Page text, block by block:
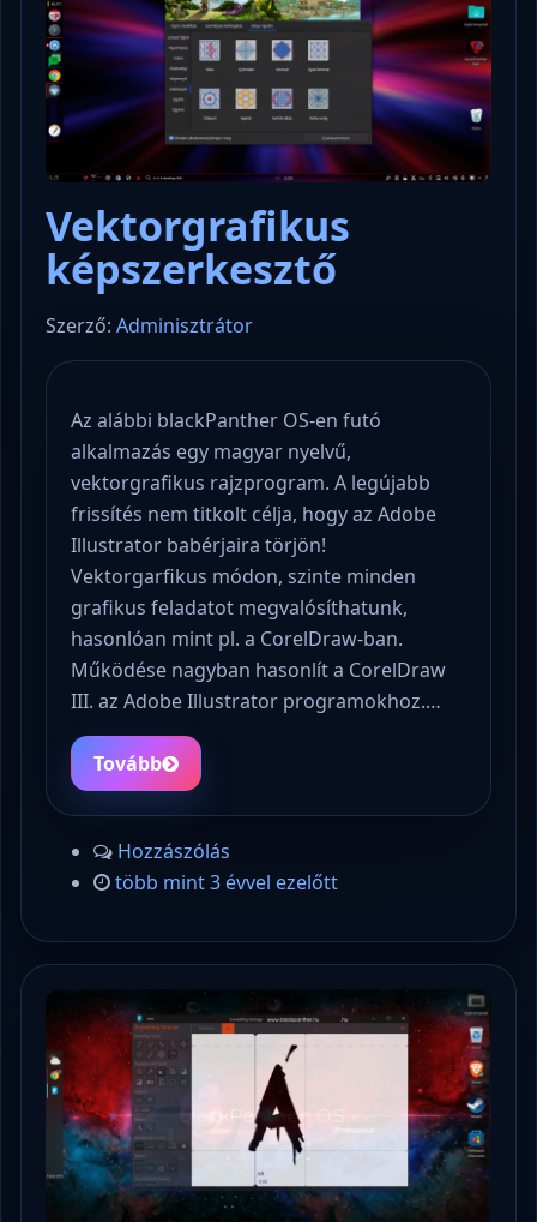
Vektorgrafikus
képszerkesztő
Szerző: Adminisztrátor
Az alábbi blackPanther OS-en futó
alkalmazás egy magyar nyelvű,
vektorgrafikus rajzprogram. A legújabb
frissítés nem titkolt célja, hogy az Adobe
Illustrator babérjaira törjön!
Vektorgarfikus módon, szinte minden
grafikus feladatot megvalósíthatunk,
hasonlóan mint pl. a CorelDraw-ban.
Működése nagyban hasonlít a CorelDraw
III. az Adobe Illustrator programokhoz.…
Tovább
Hozzászólás
több mint 3 évvel ezelőtt